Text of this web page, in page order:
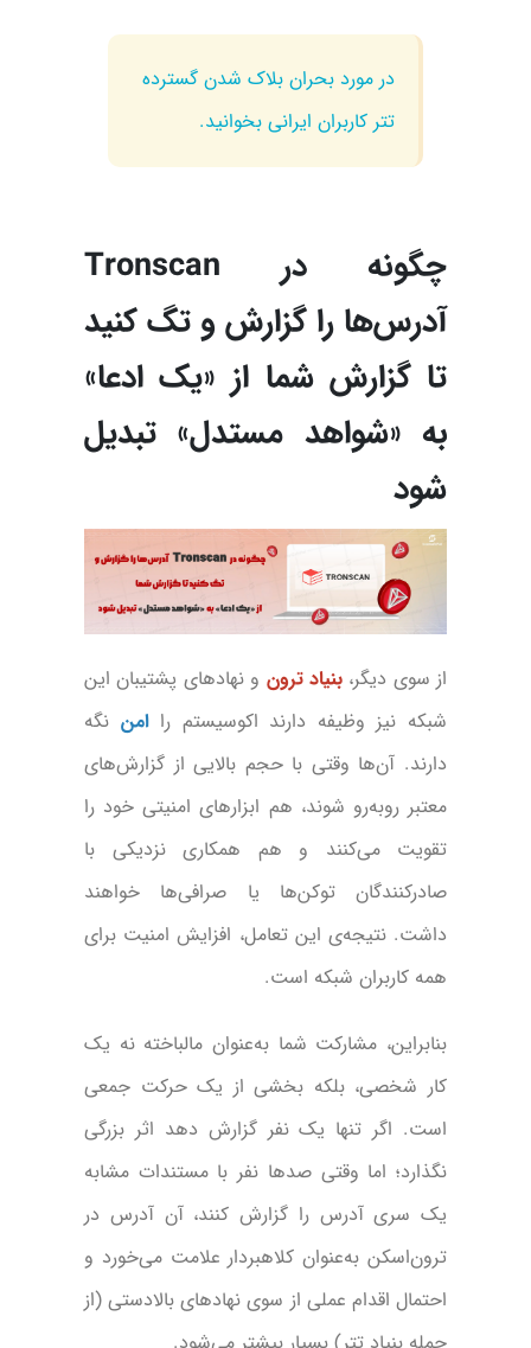
در مورد بحران بلاک شدن گسترده
تتر کاربران ایرانی بخوانید.
چگونه در Tronscan
آدرس‌ها را گزارش و تگ کنید
تا گزارش شما از «یک ادعا»
به «شواهد مستدل» تبدیل
شود
از سوی دیگر،بنیاد ترون و نهادهای پشتیبان این
شبکه نیز وظیفه دارند اکوسیستم راامن نگه
دارند. آن‌ها وقتی با حجم بالایی از گزارش‌های
معتبر روبه‌رو شوند، هم ابزارهای امنیتی خود را
تقویت می‌کنند و هم همکاری نزدیکی با
صادرکنندگان توکن‌ها یا صرافی‌ها خواهند
داشت. نتیجه‌ی این تعامل، افزایش امنیت برای
همه کاربران شبکه است.
بنابراین، مشارکت شما به‌عنوان مالباخته نه یک
کار شخصی، بلکه بخشی از یک حرکت جمعی
است. اگر تنها یک نفر گزارش دهد اثر بزرگی
نگذارد؛ اما وقتی صدها نفر با مستندات مشابه
یک سری آدرس را گزارش کنند، آن آدرس در
ترون‌اسکن به‌عنوان کلاهبردار علامت می‌خورد و
احتمال اقدام عملی از سوی نهادهای بالادستی (از